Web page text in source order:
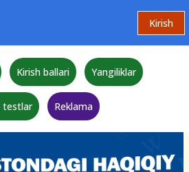
Kirish
Kirish ballari Yangiliklar
testlar Reklama